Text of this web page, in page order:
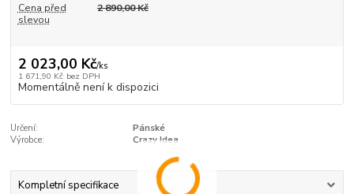
Cena před
slevou
2 890,00 Kč
2 023,00 Kč/ks
1 671,90 Kč bez DPH
Momentálně není k dispozici
Určení:
Pánské
Výrobce:
Crazy Idea
Kompletní specifikace